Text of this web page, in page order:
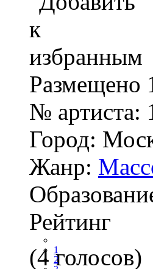
Размещено
№ артиста:
Город:
Жанр:
Рейтинг
1
2
3
(4 голосов)